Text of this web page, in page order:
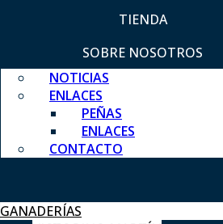
TIENDA
SOBRE NOSOTROS
NOTICIAS
ENLACES
PEÑAS
ENLACES
CONTACTO
GANADERÍAS